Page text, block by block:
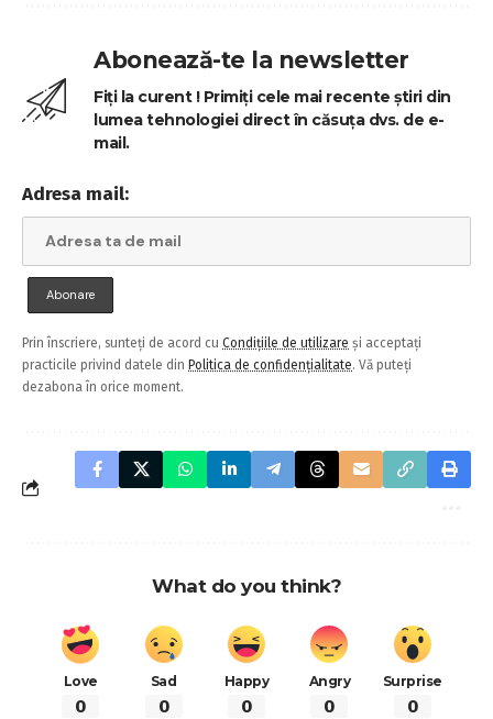
Abonează-te la newsletter
Fiți la curent ! Primiți cele mai recente știri din
lumea tehnologiei direct în căsuța dvs. de e-
mail.
Adresa mail:
Prin înscriere, sunteți de acord cu Condițiile de utilizare și acceptați
practicile privind datele din Politica de confidențialitate. Vă puteți
dezabona în orice moment.
What do you think?
Love
0
Sad
0
Happy
0
Angry
0
Surprise
0